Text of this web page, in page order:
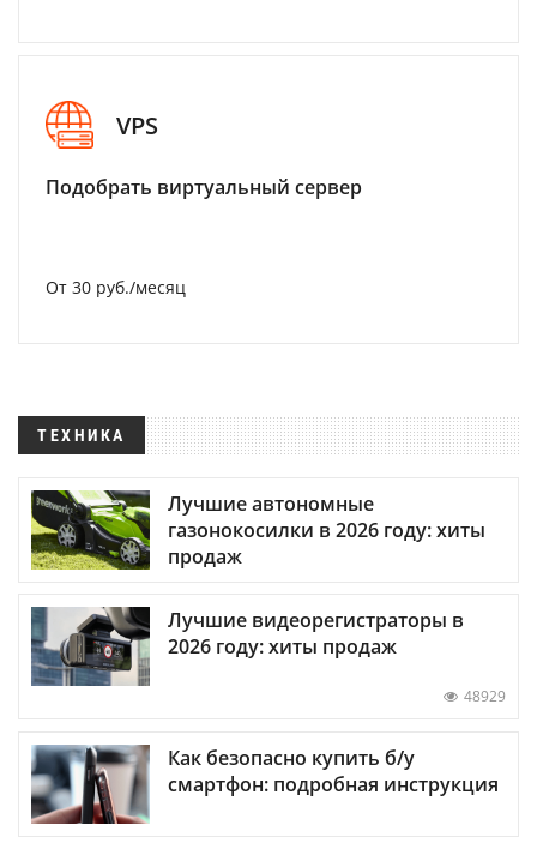
VPS
Подобрать виртуальный сервер
От 30 руб./месяц
ТЕХНИКА
Лучшие автономные
газонокосилки в 2026 году: хиты
продаж
Лучшие видеорегистраторы в
2026 году: хиты продаж
48929
Как безопасно купить б/у
смартфон: подробная инструкция